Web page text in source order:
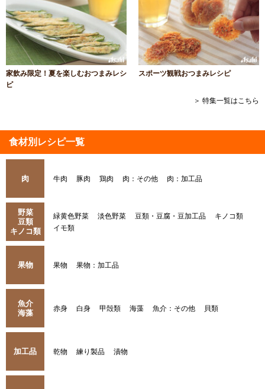
家飲み限定！夏を楽しむおつまみレシ
ピ
スポーツ観戦おつまみレシピ
＞ 特集一覧はこちら
食材別レシピ一覧
肉 牛肉 豚肉 鶏肉 肉：その他 肉：加工品
野菜
豆類
キノコ類
緑黄色野菜 淡色野菜 豆類・豆腐・豆加工品
キノコ類
イモ類
果物 果物 果物：加工品
魚介
海藻
赤身 白身 甲殻類 海藻 魚介：その他 貝類
加工品 乾物 練り製品 漬物